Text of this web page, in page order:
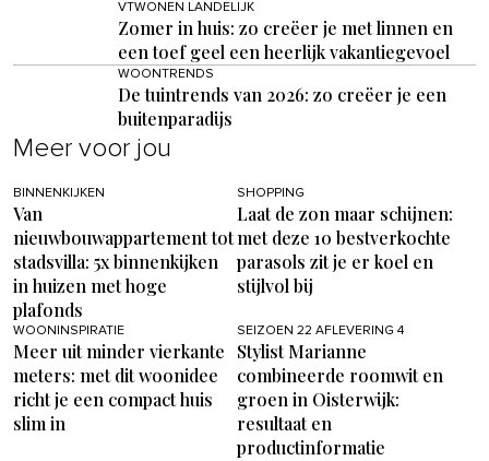
VTWONEN LANDELIJK
Zomer in huis: zo creëer je met linnen en
een toef geel een heerlijk vakantiegevoel
WOONTRENDS
De tuintrends van 2026: zo creëer je een
buitenparadijs
Meer voor jou
BINNENKIJKEN
Van
nieuwbouwappartement tot
stadsvilla: 5x binnenkijken
in huizen met hoge
plafonds
SHOPPING
Laat de zon maar schijnen:
met deze 10 bestverkochte
parasols zit je er koel en
stijlvol bij
WOONINSPIRATIE
Meer uit minder vierkante
meters: met dit woonidee
richt je een compact huis
slim in
SEIZOEN 22 AFLEVERING 4
Stylist Marianne
combineerde roomwit en
groen in Oisterwijk:
resultaat en
productinformatie